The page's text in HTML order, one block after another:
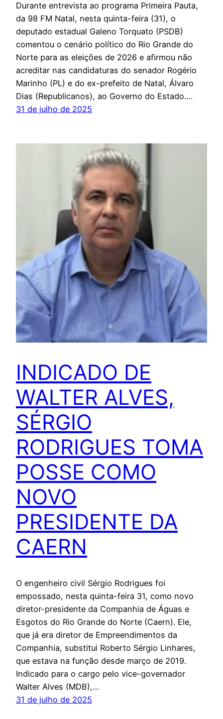
Durante entrevista ao programa Primeira Pauta,
da 98 FM Natal, nesta quinta-feira (31), o
deputado estadual Galeno Torquato (PSDB)
comentou o cenário político do Rio Grande do
Norte para as eleições de 2026 e afirmou não
acreditar nas candidaturas do senador Rogério
Marinho (PL) e do ex-prefeito de Natal, Álvaro
Dias (Republicanos), ao Governo do Estado.…
31 de julho de 2025
INDICADO DE
WALTER ALVES,
SÉRGIO
RODRIGUES TOMA
POSSE COMO
NOVO
PRESIDENTE DA
CAERN
O engenheiro civil Sérgio Rodrigues foi
empossado, nesta quinta-feira 31, como novo
diretor-presidente da Companhia de Águas e
Esgotos do Rio Grande do Norte (Caern). Ele,
que já era diretor de Empreendimentos da
Companhia, substitui Roberto Sérgio Linhares,
que estava na função desde março de 2019.
Indicado para o cargo pelo vice-governador
Walter Alves (MDB),…
31 de julho de 2025